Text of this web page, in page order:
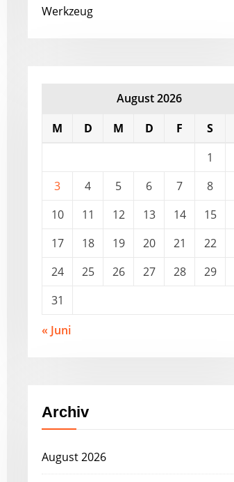
Werkzeug
August 2026
M
D M D F S
1
3
4 5 6 7 8
10
11 12 13 14 15
17
18 19 20 21 22
24
25 26 27 28 29
31
« Juni
Archiv
August 2026